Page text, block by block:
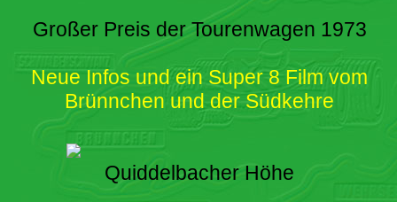
Großer Preis der Tourenwagen 1973
Neue Infos und ein Super 8 Film vom
Brünnchen und der Südkehre
Quiddelbacher Höhe